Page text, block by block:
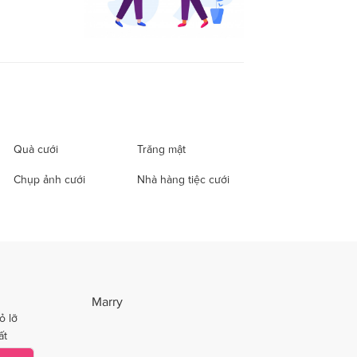
Quà cưới Trăng mật
Chụp ảnh cưới Nhà hàng tiệc cưới
lỡ
Marry